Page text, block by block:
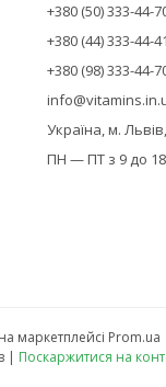
+380 (50) 333-44-
+380 (44) 333-44-41
+380 (98) 333-44-
Україна, м.
ПН — ПТ з 9 до
маркетплейсі Prom.ua
Vitamins — інтернет-магазин вітамінів та мінералів | Поскаржитися на